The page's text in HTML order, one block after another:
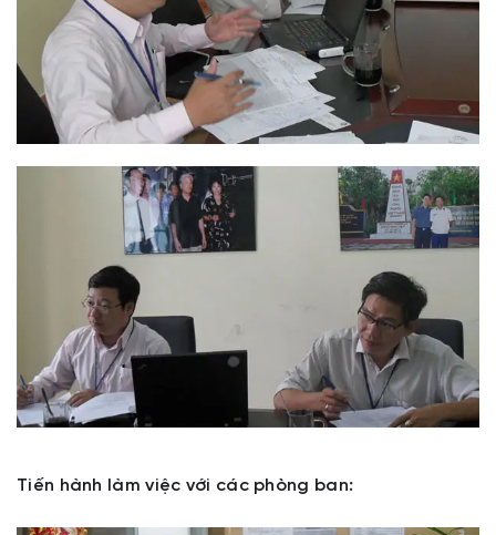
Tiến hành làm việc với các phòng ban: